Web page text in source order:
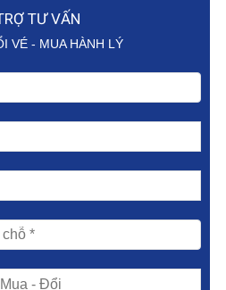
TƯ VẤN
VÉ - MUA HÀNH LÝ